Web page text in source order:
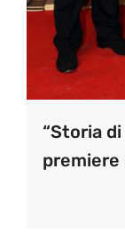
“Storia
premiere